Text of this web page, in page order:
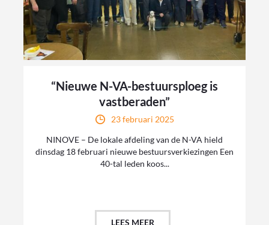
“Nieuwe N-VA-bestuursploeg is
vastberaden”
23 februari 2025
NINOVE – De lokale afdeling van de N-VA hield
dinsdag 18 februari nieuwe bestuursverkiezingen Een
40-tal leden koos...
LEES MEER